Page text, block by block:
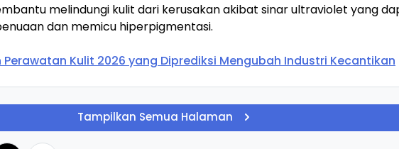
melindungi kulit dari kerusakan akibat sinar ultraviolet yang
dan memicu hiperpigmentasi.
Perawatan Kulit 2026 yang Diprediksi Mengubah Industri Kecantikan
Tampilkan Semua Halaman